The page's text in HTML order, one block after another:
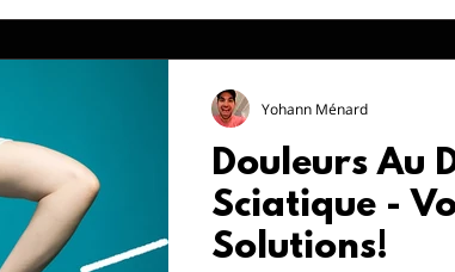
Douleurs Au
Sciatique -
Solutions!
Yohann Ménard